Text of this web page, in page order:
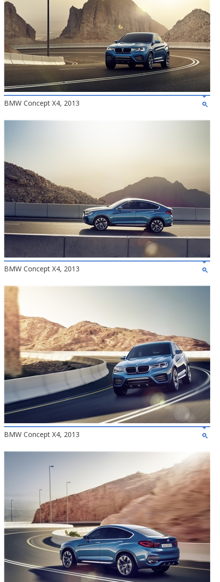
BMW Concept X4, 2013
BMW Concept X4, 2013
BMW Concept X4, 2013